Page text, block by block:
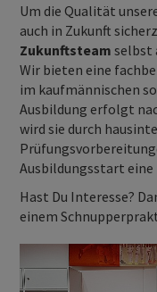
Um die Qualität
auch in Zukunft
Zukunftsteamselbst
Wir bieten eine
im kaufmännischen
Ausbildung erfolgt
wird sie durch
Ausbildungsstart
Hast Du Interesse?
einem